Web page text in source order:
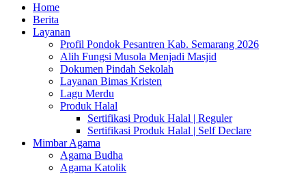
Home
Berita
Layanan
Profil Pondok Pesantren Kab. Semarang 2026
Alih Fungsi Musola Menjadi Masjid
Dokumen Pindah Sekolah
Layanan Bimas Kristen
Lagu Merdu
Produk Halal
Sertifikasi Produk Halal | Reguler
Sertifikasi Produk Halal | Self Declare
Mimbar Agama
Agama Budha
Agama Katolik